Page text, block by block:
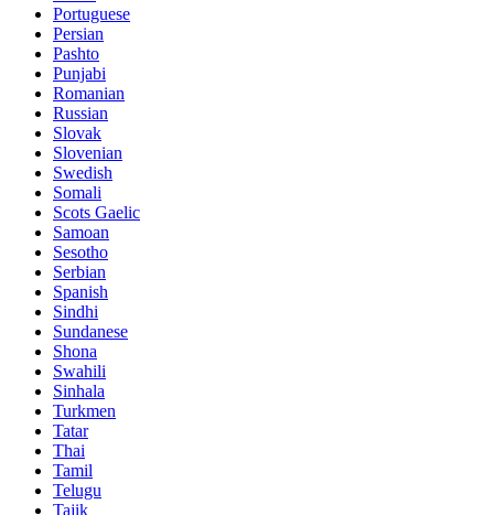
Portuguese
Persian
Pashto
Punjabi
Romanian
Russian
Slovak
Slovenian
Swedish
Somali
Scots Gaelic
Samoan
Sesotho
Serbian
Spanish
Sindhi
Sundanese
Shona
Swahili
Sinhala
Turkmen
Tatar
Thai
Tamil
Telugu
Tajik